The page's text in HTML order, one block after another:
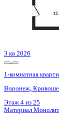
Цена 8 811 600